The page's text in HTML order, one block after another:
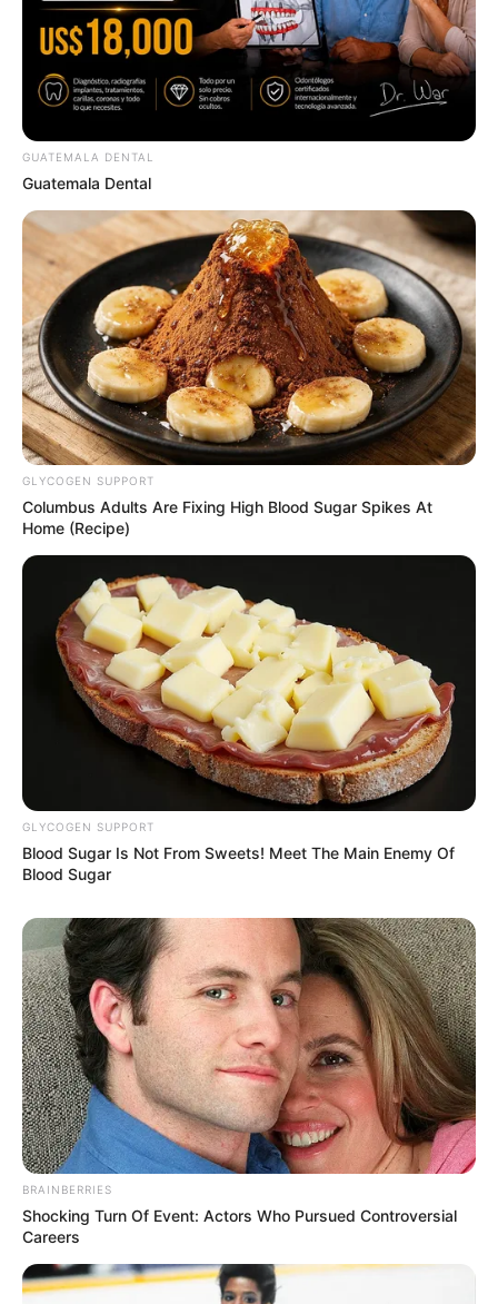
เครดิตภาพจาก : Web_Thaigov (ทำเนียบรัฐบาล)
คฑา ชินบัญชร ดร.คฑา ชินบัญชร ดูดวง อ.คฑา ชินบัญชร
ABOUT THE AUTHOR
เจ้าหมอดู
เนื้อหาที่ได้รับการโปรโมต
Nutritionist's Baking Soda Trick Melts Fat Fast
SODASLIM
It's Not Your Typical Family: Each Member Has
This Unique Trait!
GUATEMALA DENTAL
Guatemala Dental
GLYCOGEN SUPPORT
Columbus Adults Are Fixing High Blood Sugar Spikes At
Home (Recipe)
GLYCOGEN SUPPORT
Blood Sugar Is Not From Sweets! Meet The Main Enemy Of
Blood Sugar
BRAINBERRIES
Shocking Turn Of Event: Actors Who Pursued Controversial
Careers